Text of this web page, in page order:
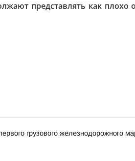
представлять как плохо
грузового железнодорожного